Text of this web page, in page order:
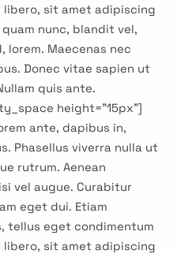
libero, sit amet adipiscing
nunc, blandit vel,
lorem. Maecenas nec
Donec vitae sapien ut
quis ante.
height=”15px”]
ante, dapibus in,
Phasellus viverra nulla ut
rutrum. Aenean
vel augue. Curabitur
eget dui. Etiam
tellus eget condimentum
libero, sit amet adipiscing